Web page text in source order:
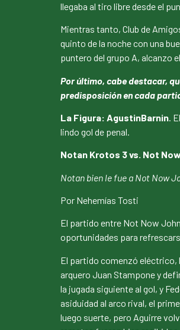
llegaba al tiro libre desde el
Mientras tanto, Club de
quinto de la noche con una
puntero del grupo A, alcanzo
Por último, cabe destacar,
predisposición en cada
La Figura: AgustinBarnin.
lindo gol de penal.
Notan Krotos 3 vs. Not
Notan bien le fue a Not Now
Por Nehemías Tosti
El partido entre Not Now
oportunidades para
El partido comenzó eléctrico,
arquero Juan Stampone y
la jugada siguiente al gol, y
asiduidad al arco rival, el
luego suerte, pero Aguirre